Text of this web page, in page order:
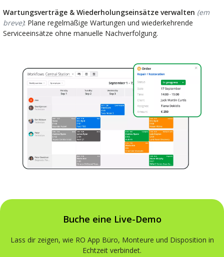
Wartungsverträge & Wiederholungseinsätze verwalten (em
breve): Plane regelmäßige Wartungen und wiederkehrende
Serviceeinsätze ohne manuelle Nachverfolgung.
Buche eine Live-Demo
Lass dir zeigen, wie RO App Büro, Monteure und Disposition in
Echtzeit verbindet.